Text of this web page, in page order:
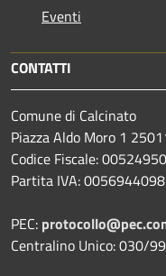
Eventi
CONTATTI
Comune di Calcinato
Piazza Aldo Moro 1
Codice Fiscale:
Partita IVA:
PEC:
Centralino Unico: 030/